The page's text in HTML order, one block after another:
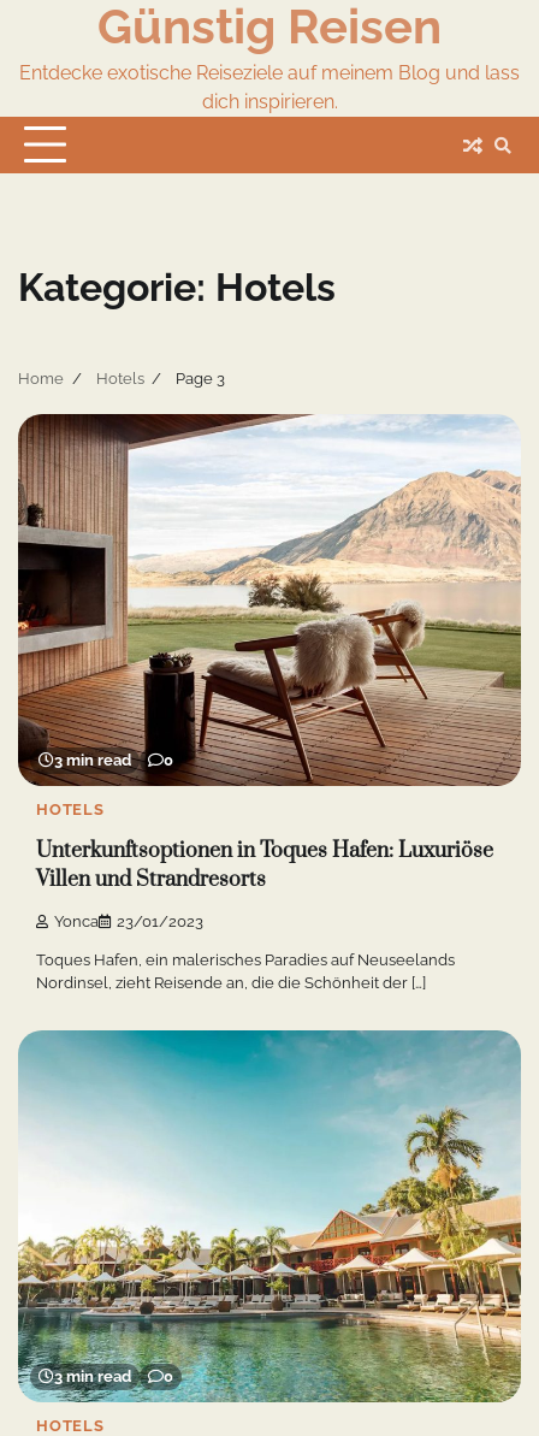
content
Günstig Reisen
Entdecke exotische Reiseziele auf meinem Blog und lass
dich inspirieren.
Kategorie: Hotels
Home Hotels Page 3
3 min read 0
HOTELS
Unterkunftsoptionen in Toques Hafen: Luxuriöse
Villen und Strandresorts
Yonca 23/01/2023
Toques Hafen, ein malerisches Paradies auf Neuseelands
Nordinsel, zieht Reisende an, die die Schönheit der […]
3 min read 0
HOTELS